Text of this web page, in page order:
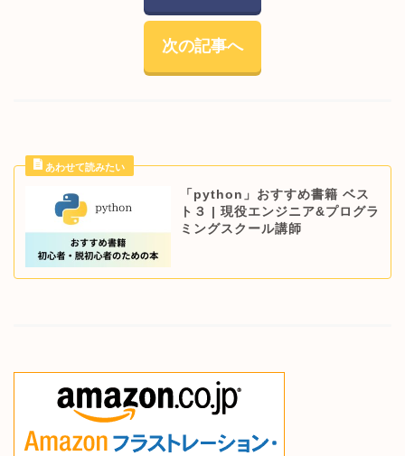
次の記事へ
「python」おすすめ書籍 ベス
ト３ | 現役エンジニア&プログラ
ミングスクール講師